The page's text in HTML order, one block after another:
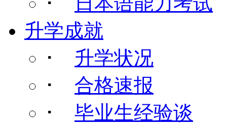
升学成就
･ 升学状况
･ 合格速报
･ 毕业生经验谈